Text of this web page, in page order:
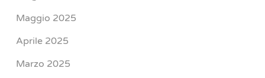
Maggio 2025
Aprile 2025
Marzo 2025